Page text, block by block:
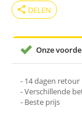
share DELEN
Onze
- 14 dagen retour
- Verschillende
- Beste prijs